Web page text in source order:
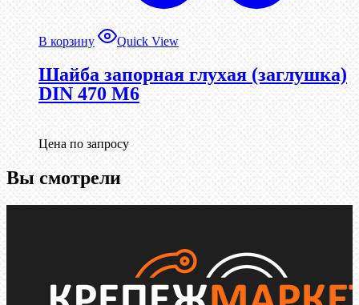
В корзину Quick View
Шайба запорная глухая (заглушка)
DIN 470 М6
Цена по запросу
Вы смотрели